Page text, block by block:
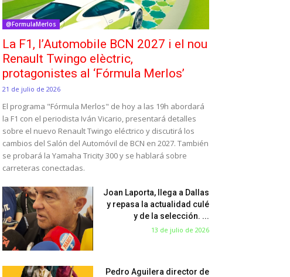
@FormulaMerlos
La F1, l’Automobile BCN 2027 i el nou
Renault Twingo elèctric,
protagonistes al ‘Fórmula Merlos’
21 de julio de 2026
El programa "Fórmula Merlos" de hoy a las 19h abordará
la F1 con el periodista Iván Vicario, presentará detalles
sobre el nuevo Renault Twingo eléctrico y discutirá los
cambios del Salón del Automóvil de BCN en 2027. También
se probará la Yamaha Tricity 300 y se hablará sobre
carreteras conectadas.
Joan Laporta, llega a Dallas
y repasa la actualidad culé
y de la selección. ...
13 de julio de 2026
Pedro Aguilera director de